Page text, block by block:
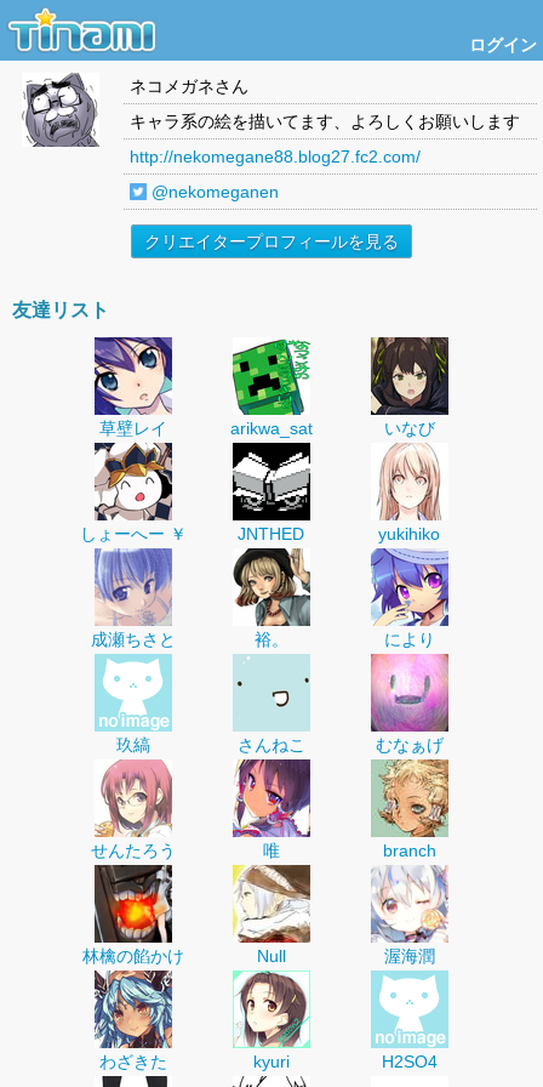
ログイン
ネコメガネさん
キャラ系の絵を描いてます、よろしくお願いします
http://nekomegane88.blog27.fc2.com/
@nekomeganen
クリエイタープロフィールを見る
友達リスト
草壁レイ arikwa_sat いなび
しょーへー ￥ JNTHED yukihiko
成瀬ちさと 裕。 により
玖縞 さんねこ むなぁげ
せんたろう 唯 branch
林檎の餡かけ Null 渥海潤
わざきた kyuri H2SO4